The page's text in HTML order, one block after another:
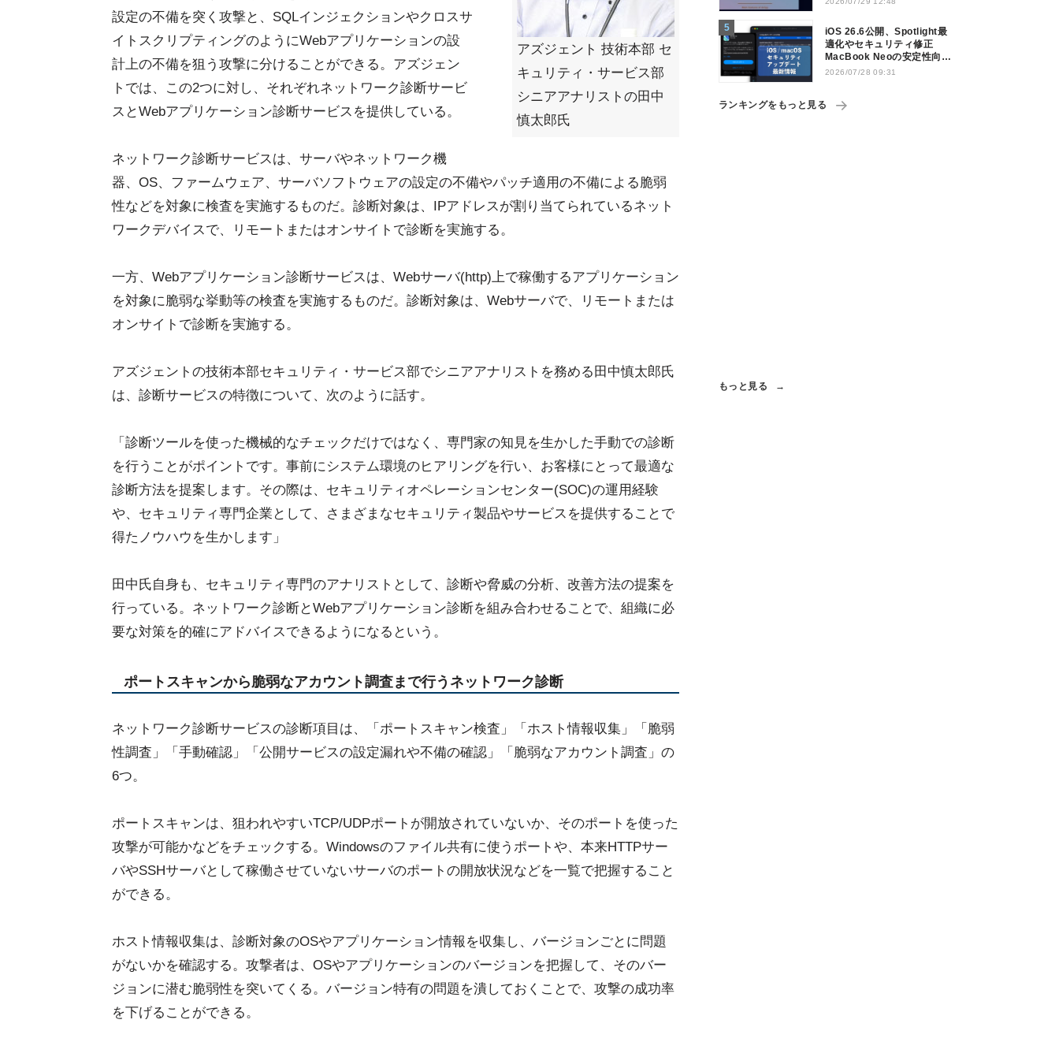
アズジェント 技術本部 セ
キュリティ・サービス部
シニアアナリストの田中
慎太郎氏
設定の不備を突く攻撃と、SQLインジェクションやクロスサ
イトスクリプティングのようにWebアプリケーションの設
計上の不備を狙う攻撃に分けることができる。アズジェン
トでは、この2つに対し、それぞれネットワーク診断サービ
スとWebアプリケーション診断サービスを提供している。
ネットワーク診断サービスは、サーバやネットワーク機
器、OS、ファームウェア、サーバソフトウェアの設定の不備やパッチ適用の不備による脆弱
性などを対象に検査を実施するものだ。診断対象は、IPアドレスが割り当てられているネット
ワークデバイスで、リモートまたはオンサイトで診断を実施する。
一方、Webアプリケーション診断サービスは、Webサーバ(http)上で稼働するアプリケーション
を対象に脆弱な挙動等の検査を実施するものだ。診断対象は、Webサーバで、リモートまたは
オンサイトで診断を実施する。
アズジェントの技術本部セキュリティ・サービス部でシニアアナリストを務める田中慎太郎氏
は、診断サービスの特徴について、次のように話す。
「診断ツールを使った機械的なチェックだけではなく、専門家の知見を生かした手動での診断
を行うことがポイントです。事前にシステム環境のヒアリングを行い、お客様にとって最適な
診断方法を提案します。その際は、セキュリティオペレーションセンター(SOC)の運用経験
や、セキュリティ専門企業として、さまざまなセキュリティ製品やサービスを提供することで
得たノウハウを生かします」
田中氏自身も、セキュリティ専門のアナリストとして、診断や脅威の分析、改善方法の提案を
行っている。ネットワーク診断とWebアプリケーション診断を組み合わせることで、組織に必
要な対策を的確にアドバイスできるようになるという。
ポートスキャンから脆弱なアカウント調査まで行うネットワーク診断
ネットワーク診断サービスの診断項目は、「ポートスキャン検査」「ホスト情報収集」「脆弱
性調査」「手動確認」「公開サービスの設定漏れや不備の確認」「脆弱なアカウント調査」の
6つ。
ポートスキャンは、狙われやすいTCP/UDPポートが開放されていないか、そのポートを使った
攻撃が可能かなどをチェックする。Windowsのファイル共有に使うポートや、本来HTTPサー
バやSSHサーバとして稼働させていないサーバのポートの開放状況などを一覧で把握すること
ができる。
ホスト情報収集は、診断対象のOSやアプリケーション情報を収集し、バージョンごとに問題
がないかを確認する。攻撃者は、OSやアプリケーションのバージョンを把握して、そのバー
ジョンに潜む脆弱性を突いてくる。バージョン特有の問題を潰しておくことで、攻撃の成功率
を下げることができる。
iOS 26.6公開、Spotlight最
適化やセキュリティ修正
MacBook Neoの安定性向上
も
2026/07/28 09:31
ランキングをもっと見る
もっと見る